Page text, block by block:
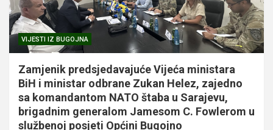
VIJESTI IZ BUGOJNA
Zamjenik predsjedavajuće Vijeća ministara
BiH i ministar odbrane Zukan Helez, zajedno
sa komandantom NATO štaba u Sarajevu,
brigadnim generalom Jamesom C. Fowlerom u
službenoj posjeti Općini Bugojno